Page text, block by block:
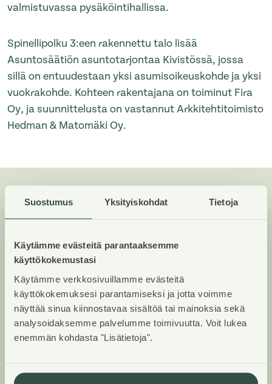
Suostumus Yksityiskohdat Tietoja
Käytämme evästeitä parantaaksemme
käyttökokemustasi
Käytämme verkkosivuillamme evästeitä
käyttökokemuksesi parantamiseksi ja jotta voimme
näyttää sinua kiinnostavaa sisältöä tai mainoksia sekä
analysoidaksemme palvelumme toimivuutta. Voit lukea
enemmän kohdasta "Lisätietoja".
valmistuvassa pysäköintihallissa.
Spinellipolku 3:een rakennettu talo lisää
Asuntosäätiön asuntotarjontaa Kivistössä, jossa
sillä on entuudestaan yksi asumisoikeuskohde ja yksi
vuokrakohde. Kohteen rakentajana on toiminut Fira
Oy, ja suunnittelusta on vastannut Arkkitehtitoimisto
Hedman & Matomäki Oy.
Lisää luettavaa
Tiedote—09.07.2026
Asuntosäätiö on selvittänyt parvekkeiden
turvallisuutta kohteillaan
Tiedote—09.07.2026
Tutkimus paljasti kyläilykadon – yli puolet
suomalaisista ei koe voivansa mennä
naapuriin kylään
edunvalvontatapaan vaikuttamistyössään